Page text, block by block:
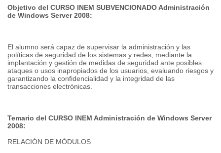
Objetivo del CURSO INEM SUBVENCIONADO Administración
de Windows Server 2008:
El alumno será capaz de supervisar la administración y las
políticas de seguridad de los sistemas y redes, mediante la
implantación y gestión de medidas de seguridad ante posibles
ataques o usos inapropiados de los usuarios, evaluando riesgos y
garantizando la confidencialidad y la integridad de las
transacciones electrónicas.
Temario del CURSO INEM Administración de Windows Server
2008:
RELACIÓN DE MÓDULOS